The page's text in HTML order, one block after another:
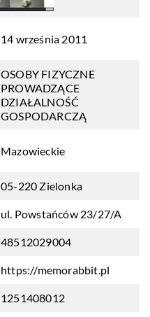
14 września 2011
OSOBY FIZYCZNE
PROWADZĄCE
DZIAŁALNOŚĆ
GOSPODARCZĄ
Mazowieckie
05-220 Zielonka
ul. Powstańców 23/27/A
48512029004
https://memorabbit.pl
1251408012